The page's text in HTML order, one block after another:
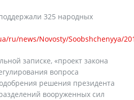
325 народных
ru/news/Novosty/Soobshchenyya/
записке, «проект закона
вопроса
решения президента
вооруженных сил